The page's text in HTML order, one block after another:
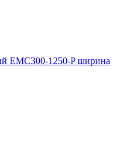
EMC300-1250-P ширина